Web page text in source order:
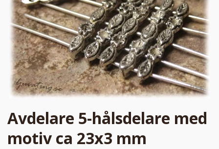
Avdelare 5-hålsdelare med
motiv ca 23x3 mm